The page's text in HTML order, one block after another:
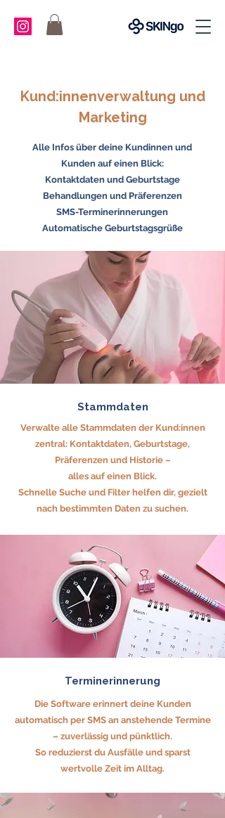
Kund:innenverwaltung und
Marketing
Alle Infos über deine Kundinnen und
Kunden auf einen Blick:
Kontaktdaten und Geburtstage
Behandlungen und Präferenzen
SMS-Terminerinnerungen
Automatische Geburtstagsgrüße
Stammdaten
Verwalte alle Stammdaten der Kund:innen
zentral: Kontaktdaten, Geburtstage,
Präferenzen und Historie –
alles auf einen Blick.
​Schnelle Suche und Filter helfen dir, gezielt
nach bestimmten Daten zu suchen.
Terminerinnerung
Die Software erinnert deine Kunden
automatisch per SMS an anstehende Termine
– zuverlässig und pünktlich.
So reduzierst du Ausfälle und sparst
wertvolle Zeit im Alltag.